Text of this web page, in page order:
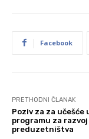
Facebook
PRETHODNI ČLANAK
Poziv za za učešće
programu za razvoj
preduzetništva